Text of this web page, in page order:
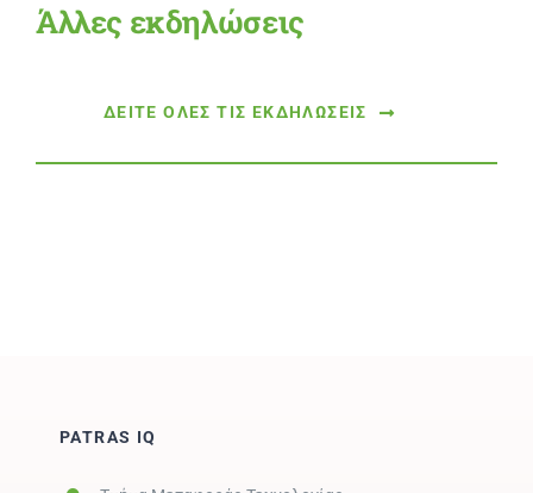
Άλλες εκδηλώσεις
ΔΕΙΤΕ ΟΛΕΣ ΤΙΣ ΕΚΔΗΛΩΣΕΙΣ
PATRAS IQ